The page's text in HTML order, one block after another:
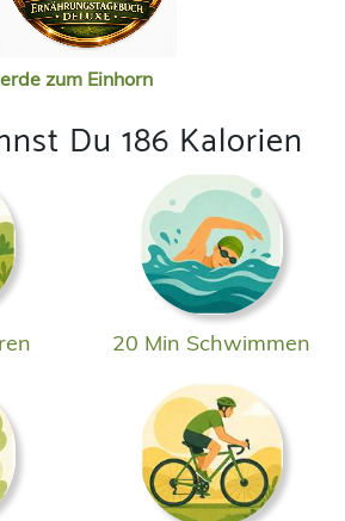
zum Einhorn
Du 186 Kalorien
20 Min Schwimmen